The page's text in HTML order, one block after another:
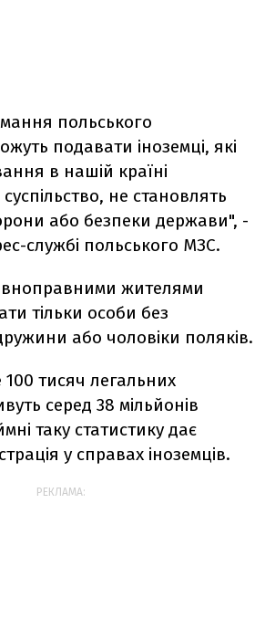
польського
подавати іноземці, які
в нашій країні
не становлять
або безпеки держави", -
службі польського МЗС.
жителями
тільки особи без
або чоловіки поляків.
тисяч легальних
серед 38 мільйонів
таку статистику дає
у справах іноземців.
РЕКЛАМА: